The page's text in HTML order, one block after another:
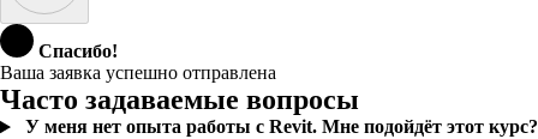
Спасибо!
Ваша заявка успешно отправлена
Часто задаваемые вопросы
У меня нет опыта работы с Revit. Мне подойдёт этот курс?